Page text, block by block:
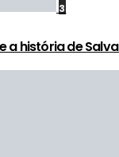
3
a história de